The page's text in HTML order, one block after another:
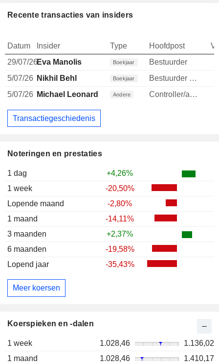
Noteringen en prestaties
1 dag
+4,26%
1 week
-20,50%
Lopende maand
-2,80%
1 maand
-14,11%
3 maanden
+2,37%
6 maanden
-19,58%
Lopend jaar
-35,43%
Meer koersen
Koerspieken en -dalen
1 week 1.028,46
1.136,02
1 maand
1.028,46
1.410,17
Recente transacties van insiders
Datum Insider Type Hoofdpost
29/07/26Eva Manolis Boekjaar Bestuurder
5/07/26 Nikhil Behl Boekjaar
Bestuurder / senior manager
5/07/26 Michael Leonard Andere Controller/auditor
Transactiegeschiedenis